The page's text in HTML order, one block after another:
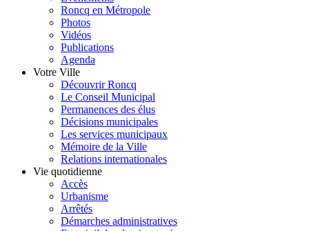
Roncq en Métropole
Photos
Vidéos
Publications
Agenda
Votre Ville
Découvrir Roncq
Le Conseil Municipal
Permanences des élus
Décisions municipales
Les services municipaux
Mémoire de la Ville
Relations internationales
Vie quotidienne
Accès
Urbanisme
Arrêtés
Démarches administratives